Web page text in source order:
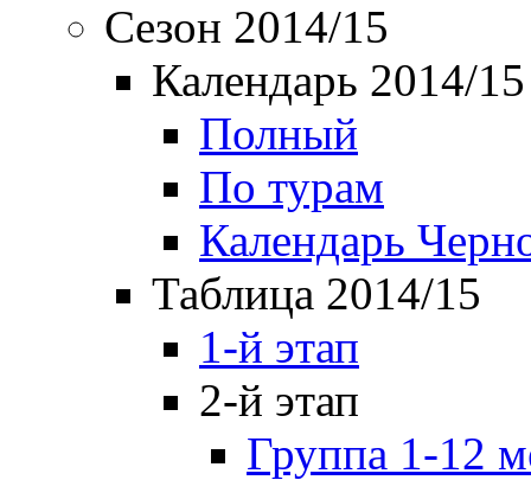
Сезон 2014/15
Календарь 2014/15
Полный
По турам
Календарь
Таблица 2014/15
1-й этап
2-й этап
Группа 1-12